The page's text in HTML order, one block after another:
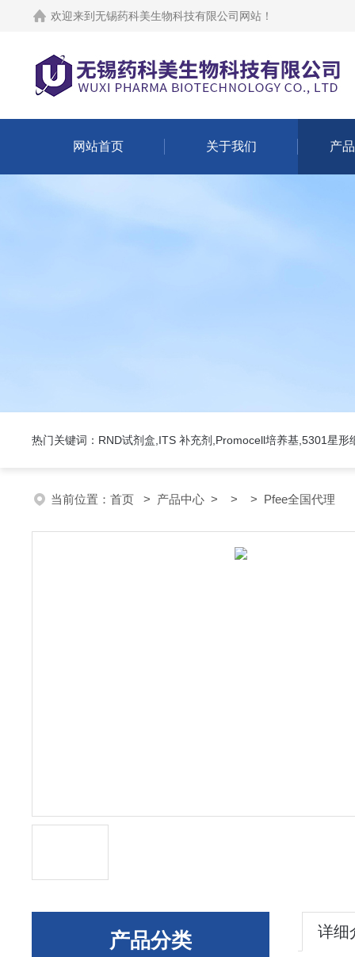
欢迎来到 无锡药科美生物科技有限公司网站 ！
网站首页 关于我们 产
热门关键词：RND试剂盒,ITS 补充剂,Promocell培养基,5301星形
当前位置： 首页 > 产品中心 > > > Pfee全国代理
产品分类 详细